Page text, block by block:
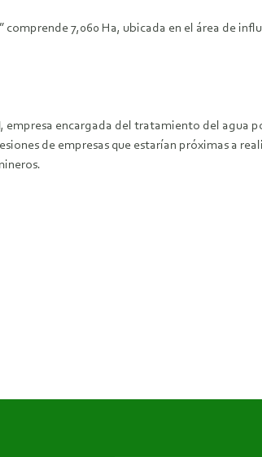
comprende 7,060 Ha, ubicada en el área de
empresa encargada del tratamiento del agua
de empresas que estarían próximas a